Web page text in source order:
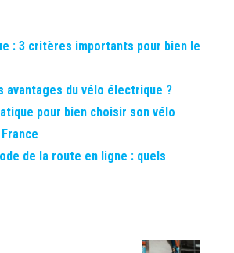
: 3 critères importants pour bien le
avantages du vélo électrique ?
pour bien choisir son vélo
de la route en ligne : quels